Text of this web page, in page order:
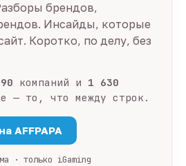
брендов,
Инсайды, которые
Коротко, по делу, без
компаний и 1 630
— то, что между строк.
AFFPAPA
· только iGaming